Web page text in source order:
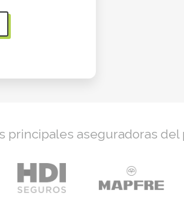
principales aseguradoras del